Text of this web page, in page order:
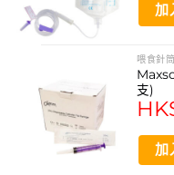
產品功能
用於管灌餵食液體營
連接餵食喉管進行營
方便醫院及居家照護
適用於短期或長期營
加
喂食針筒
支)
加